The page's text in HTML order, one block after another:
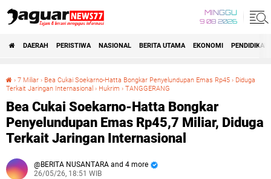
MINGGU
9 08 2026
DAERAH PERISTIWA NASIONAL BERITA UTAMA EKONOMI PENDIDIKAN
› 7 Miliar › ‎Bea Cukai Soekarno-Hatta Bongkar Penyelundupan Emas Rp45 › Diduga
Terkait Jaringan Internasional‎ › Hukrim › TANGGERANG
‎Bea Cukai Soekarno-Hatta Bongkar
Penyelundupan Emas Rp45,7 Miliar, Diduga
Terkait Jaringan Internasional‎
BERITA NUSANTARA and 4 more
26/05/26, 18:51 WIB